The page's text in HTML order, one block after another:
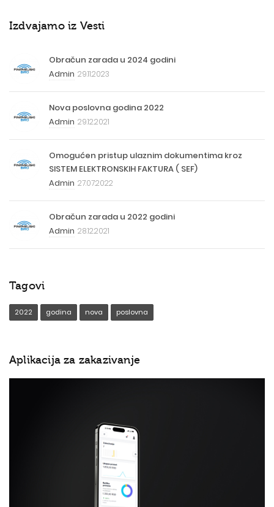
Izdvajamo iz Vesti
Obračun zarada u 2024 godini
Admin 29.11.2023
Nova poslovna godina 2022
Admin 29.12.2021
Omogućen pristup ulaznim dokumentima kroz
SISTEM ELEKTRONSKIH FAKTURA ( SEF)
Admin 27.07.2022
Obračun zarada u 2022 godini
Admin 28.12.2021
Tagovi
2022 godina nova poslovna
Aplikacija za zakazivanje